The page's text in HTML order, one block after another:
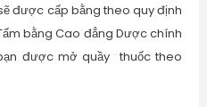
được cấp bằng theo quy định
bằng Cao đẳng Dược chính
được mở quầy thuốc theo